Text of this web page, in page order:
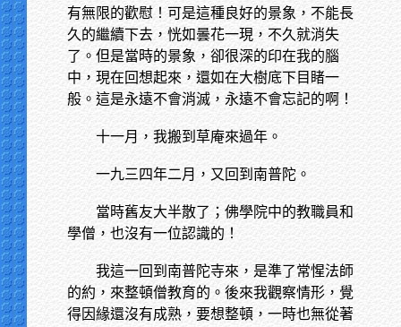
有無限的歡慰！可是這種良好的景象，不能長
久的繼續下去，恍如曇花一現，不久就消失
了。但是當時的景象，卻很深的印在我的腦
中，現在回想起來，還如在大樹底下目睹一
般。這是永遠不會消滅，永遠不會忘記的啊！
十一月，我搬到草庵來過年。
一九三四年二月，又回到南普陀。
當時舊友大半散了；佛學院中的教職員和
學僧，也沒有一位認識的！
我這一回到南普陀寺來，是準了常惺法師
的約，來整頓僧教育的。後來我觀察情形，覺
得因緣還沒有成熟，要想整頓，一時也無從著